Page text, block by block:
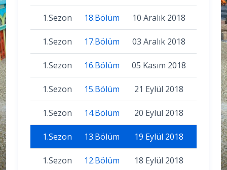
1.Sezon 18.Bölüm 10 Aralık 2018
1.Sezon 17.Bölüm 03 Aralık 2018
1.Sezon 16.Bölüm 05 Kasım 2018
1.Sezon 15.Bölüm 21 Eylül 2018
1.Sezon 14.Bölüm 20 Eylül 2018
1.Sezon 13.Bölüm 19 Eylül 2018
1.Sezon 12.Bölüm 18 Eylül 2018